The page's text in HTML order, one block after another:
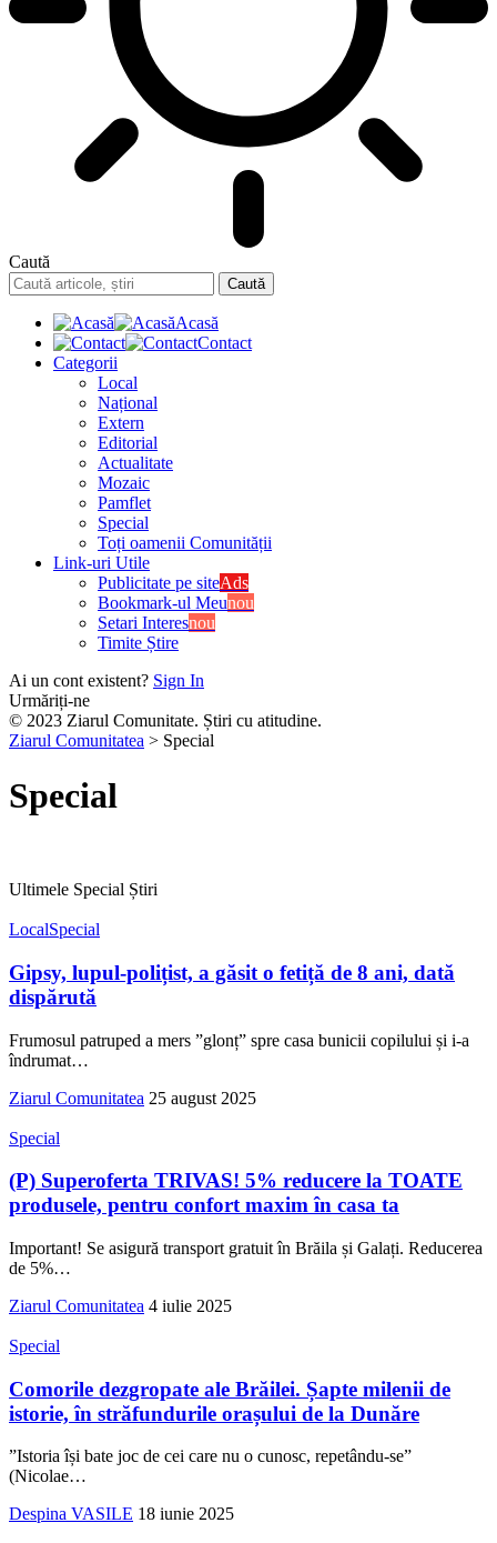
Caută
Acasă
Contact
Categorii
Local
Național
Extern
Editorial
Actualitate
Mozaic
Pamflet
Special
Toți oamenii Comunității
Link-uri Utile
Publicitate pe siteAds
Bookmark-ul Meunou
Setari Interesnou
Timite Știre
Ai un cont existent? Sign In
Urmăriți-ne
© 2023 Ziarul Comunitate. Știri cu atitudine.
Ziarul Comunitatea > Special
Special
Ultimele Special Știri
LocalSpecial
Gipsy, lupul-polițist, a găsit o fetiță de 8 ani, dată
dispărută
Frumosul patruped a mers ”glonț” spre casa bunicii copilului și i-a
îndrumat…
Ziarul Comunitatea 25 august 2025
Special
(P) Superoferta TRIVAS! 5% reducere la TOATE
produsele, pentru confort maxim în casa ta
Important! Se asigură transport gratuit în Brăila și Galați. Reducerea
de 5%…
Ziarul Comunitatea 4 iulie 2025
Special
Comorile dezgropate ale Brăilei. Șapte milenii de
istorie, în străfundurile orașului de la Dunăre
”Istoria își bate joc de cei care nu o cunosc, repetându-se”
(Nicolae…
Despina VASILE 18 iunie 2025